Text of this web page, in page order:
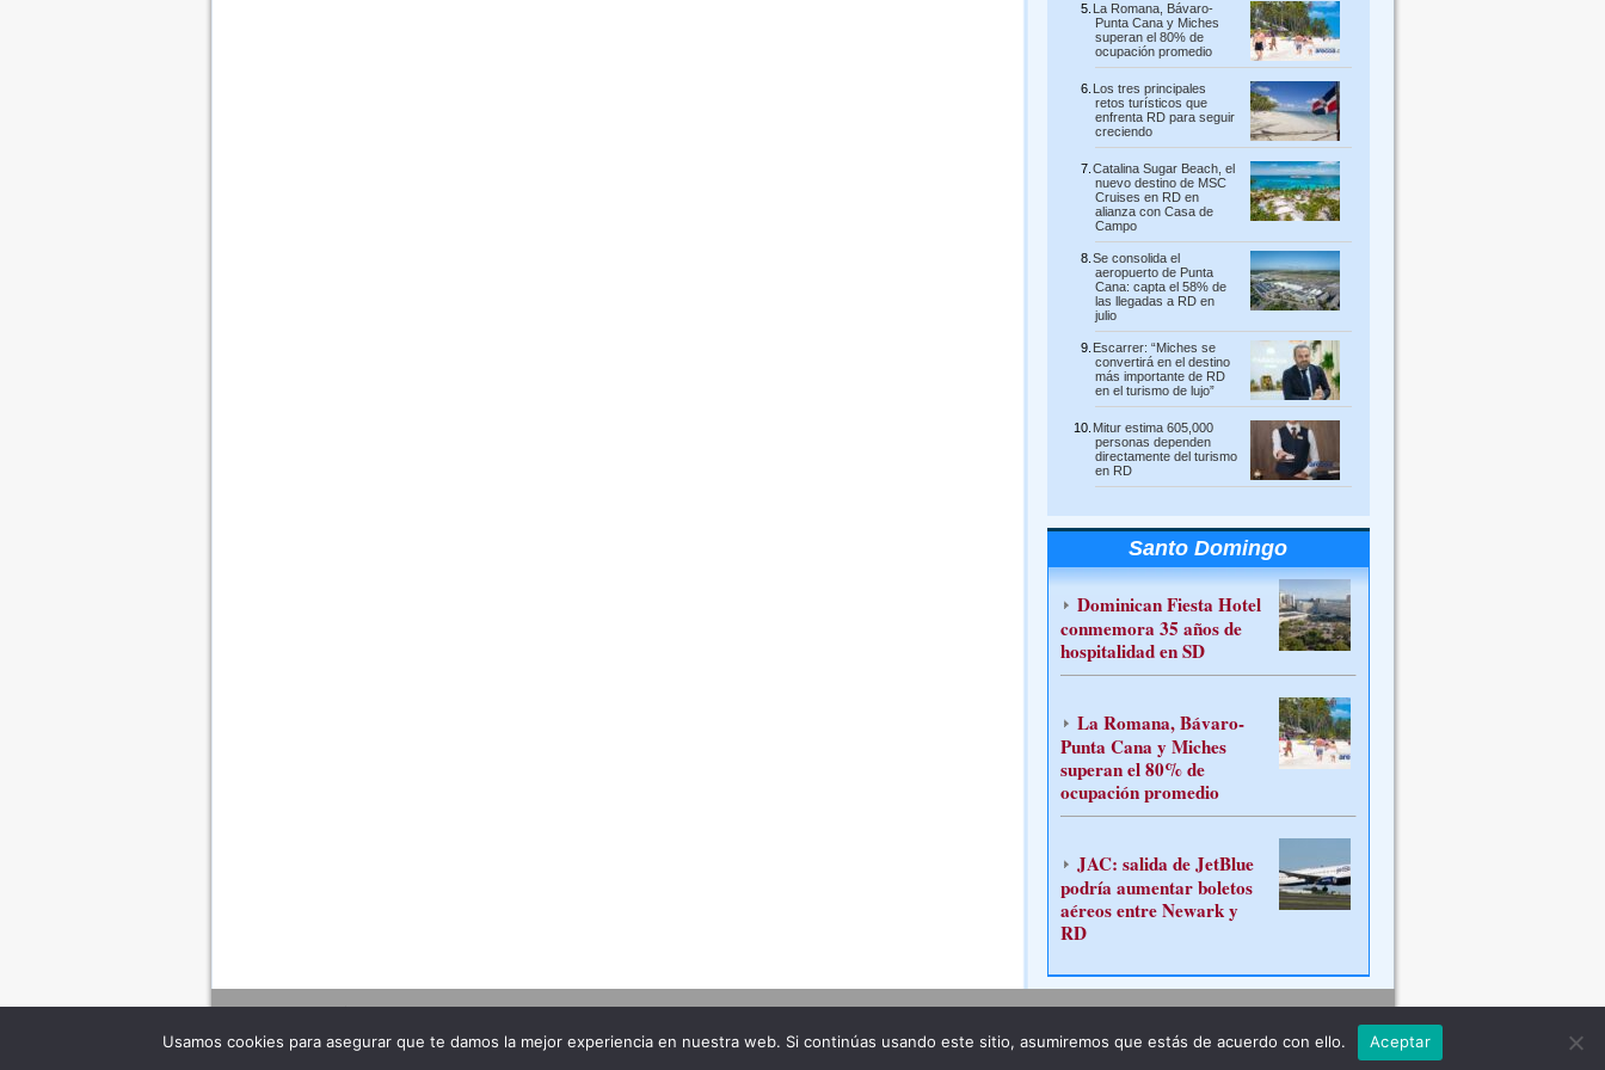
La Romana, Bávaro-
Punta Cana y Miches
superan el 80% de
ocupación promedio
Los tres principales
retos turísticos que
enfrenta RD para seguir
creciendo
Catalina Sugar Beach, el
nuevo destino de MSC
Cruises en RD en
alianza con Casa de
Campo
Se consolida el
aeropuerto de Punta
Cana: capta el 58% de
las llegadas a RD en
julio
Escarrer: “Miches se
convertirá en el destino
más importante de RD
en el turismo de lujo”
Mitur estima 605,000
personas dependen
directamente del turismo
en RD
Santo Domingo
Dominican Fiesta Hotel
conmemora 35 años de
hospitalidad en SD
La Romana, Bávaro-
Punta Cana y Miches
superan el 80% de
ocupación promedio
JAC: salida de JetBlue
podría aumentar boletos
aéreos entre Newark y
RD
Usamos cookies para asegurar que te damos la mejor experiencia en nuestra web. Si continúas usando este sitio, asumiremos que estás de acuerdo con ello. Aceptar